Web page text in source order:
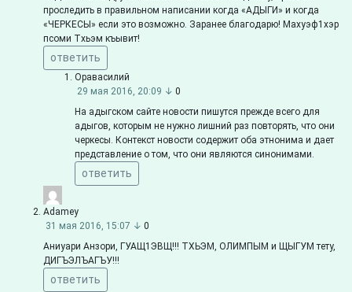
проследить в правильном написании когда «АДЫГИ» и когда
«ЧЕРКЕСЫ» если это возможно. Заранее благодарю! Махуэф1хэр
псоми Тхьэм къывит!
ответить
Оравасилий
29 мая 2016, 20:09 ↓ 0
На адыгском сайте новости пишутся прежде всего для
адыгов, которым не нужно лишний раз повторять, что они
черкесы. Контекст новости содержит оба этнонима и дает
представление о том, что они являются синонимами.
ответить
Adamey
31 мая 2016, 15:07 ↓ 0
Аниуари Анзори, ГУАЩ1ЭВЩ!!! ТХЬЭМ, ОЛИМПЫМ и ЩЫГУМ тету,
ДИГЪЭЛЪАГЪУ!!!
ответить